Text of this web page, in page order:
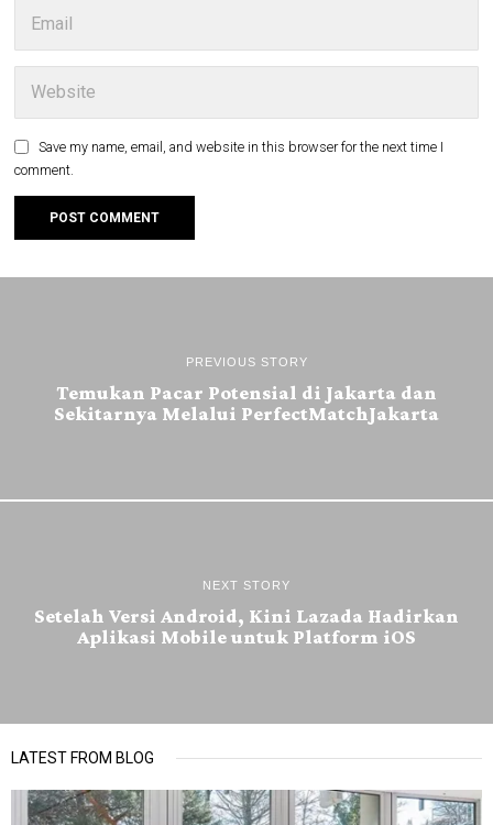
Save my name, email, and website in this browser for the next time I
comment.
PREVIOUS STORY
Temukan Pacar Potensial di Jakarta dan
Sekitarnya Melalui PerfectMatchJakarta
NEXT STORY
Setelah Versi Android, Kini Lazada Hadirkan
Aplikasi Mobile untuk Platform iOS
LATEST FROM BLOG